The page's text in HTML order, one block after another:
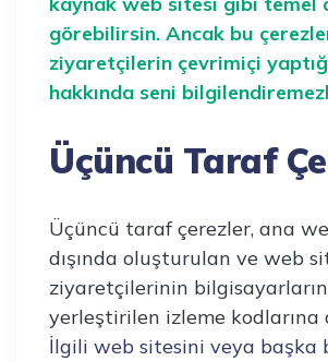
görebilirsin. Ancak bu
ziyaretçilerin çevrimiçi
hakkında seni
Üçüncü Taraf
Üçüncü taraf çerezler, ana
dışında oluşturulan ve web
ziyaretçilerinin
yerleştirilen izleme kodlarına
İlgili web sitesini veya başka